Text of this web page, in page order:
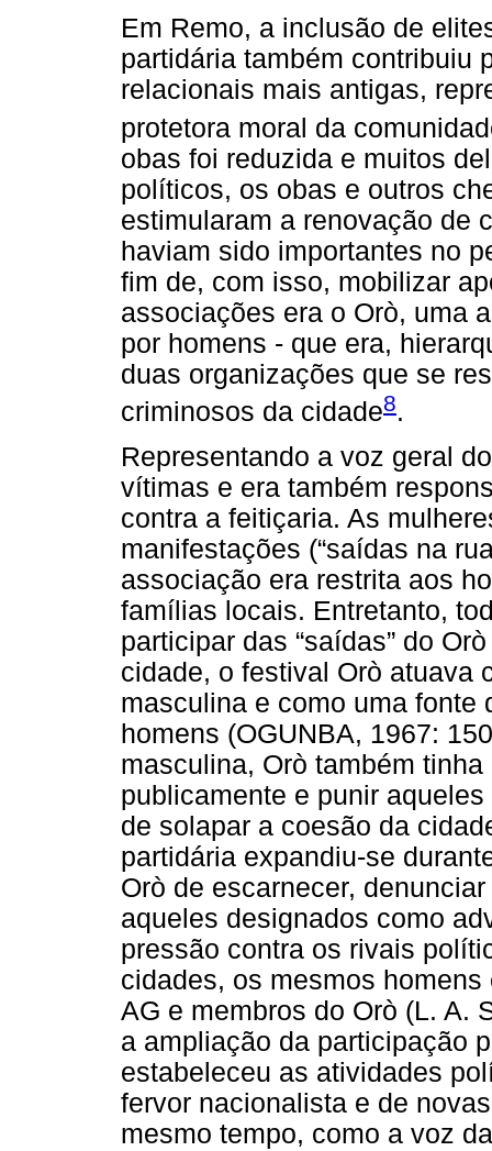
Em Remo, a inclusão de
partidária também contribuiu
relacionais mais antigas,
protetora moral da
obas foi reduzida e muitos
políticos, os obas e outros
estimularam a renovação de
haviam sido importantes no
fim de, com isso, mobilizar
associações era o Orò, uma
por homens - que era,
duas organizações que se
criminosos da cidade8.
Representando a voz geral
vítimas e era também
contra a feitiçaria. As
manifestações (“saídas na
associação era restrita aos
famílias locais. Entretanto,
participar das “saídas” do
cidade, o festival Orò atuava
masculina e como uma fonte
homens (OGUNBA, 1967:
masculina, Orò também
publicamente e punir
de solapar a coesão da
partidária expandiu-se
Orò de escarnecer,
aqueles designados como
pressão contra os rivais
cidades, os mesmos
AG e membros do Orò (L. A.
a ampliação da participação
estabeleceu as atividades
fervor nacionalista e de
mesmo tempo, como a voz